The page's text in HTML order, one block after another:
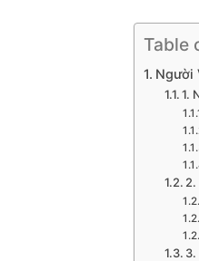
Table
Người
1.
2.
3.